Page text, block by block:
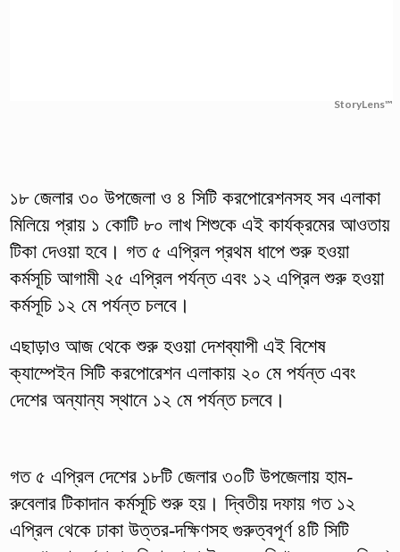
StoryLens™
১৮ জেলার ৩০ উপজেলা ও ৪ সিটি করপোরেশনসহ সব এলাকা
মিলিয়ে প্রায় ১ কোটি ৮০ লাখ শিশুকে এই কার্যক্রমের আওতায়
টিকা দেওয়া হবে। গত ৫ এপ্রিল প্রথম ধাপে শুরু হওয়া
কর্মসূচি আগামী ২৫ এপ্রিল পর্যন্ত এবং ১২ এপ্রিল শুরু হওয়া
কর্মসূচি ১২ মে পর্যন্ত চলবে।
এছাড়াও আজ থেকে শুরু হওয়া দেশব্যাপী এই বিশেষ
ক্যাম্পেইন সিটি করপোরেশন এলাকায় ২০ মে পর্যন্ত এবং
দেশের অন্যান্য স্থানে ১২ মে পর্যন্ত চলবে।
গত ৫ এপ্রিল দেশের ১৮টি জেলার ৩০টি উপজেলায় হাম-
রুবেলার টিকাদান কর্মসূচি শুরু হয়। দ্বিতীয় দফায় গত ১২
এপ্রিল থেকে ঢাকা উত্তর-দক্ষিণসহ গুরুত্বপূর্ণ ৪টি সিটি